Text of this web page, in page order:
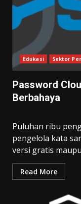
Edukasi Sektor
Password
Berbahaya
Puluhan ribu
pengelola kata
versi gratis
Read More